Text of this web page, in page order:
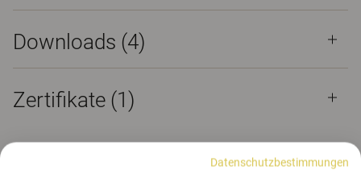
Downloads (4)
Zertifikate (1 )
Datenschutzbestimmungen